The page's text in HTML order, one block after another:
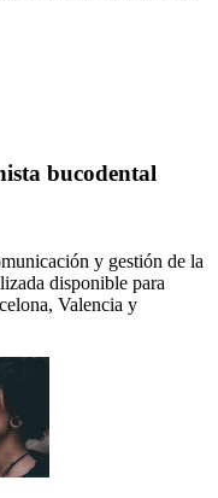
bucodental
y gestión de la
disponible para
Valencia y